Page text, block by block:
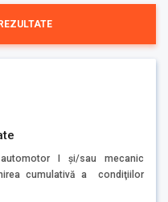
I şi/sau mecanic
cumulativă a condiţiilor